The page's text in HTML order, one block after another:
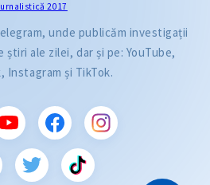
2017
unde publicăm investigații
știri ale zilei, dar și pe: YouTube,
Instagram și TikTok.